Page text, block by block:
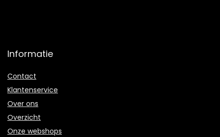
Informatie
Contact
Klantenservice
Over ons
Overzicht
Onze webshops